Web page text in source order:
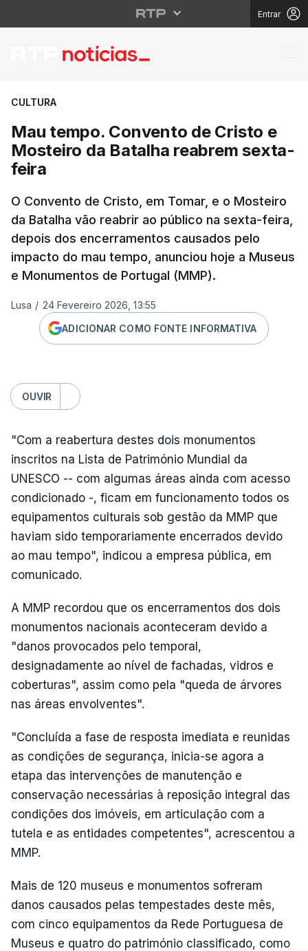
Entrar
Mau tempo.
CULTURA
Mau tempo. Convento de Cristo e
Mosteiro da Batalha reabrem sexta-
feira
O Convento de Cristo, em Tomar, e o Mosteiro
da Batalha vão reabrir ao público na sexta-feira,
depois dos encerramentos causados pelo
impacto do mau tempo, anunciou hoje a Museus
e Monumentos de Portugal (MMP).
Lusa / 24 Fevereiro 2026, 13:55
ADICIONAR COMO FONTE INFORMATIVA
OUVIR
"Com a reabertura destes dois monumentos
inscritos na Lista de Património Mundial da
UNESCO -- com algumas áreas ainda com acesso
condicionado -, ficam em funcionamento todos os
equipamentos culturais sob gestão da MMP que
haviam sido temporariamente encerrados devido
ao mau tempo", indicou a empresa pública, em
comunicado.
A MMP recordou que os encerramentos dos dois
monumentos nacionais aconteceram devido a
"danos provocados pelo temporal,
designadamente ao nível de fachadas, vidros e
coberturas", assim como pela "queda de árvores
nas áreas envolventes".
"Concluída a fase de resposta imediata e reunidas
as condições de segurança, inicia-se agora a
etapa das intervenções de manutenção e
conservação necessárias à reposição integral das
condições dos imóveis, em articulação com a
tutela e as entidades competentes", acrescentou a
MMP.
Mais de 120 museus e monumentos sofreram
danos causados pelas tempestades deste mês,
com cinco equipamentos da Rede Portuguesa de
Museus e quatro do património classificado, como